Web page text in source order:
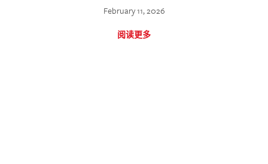
February 11, 2026
阅读更多